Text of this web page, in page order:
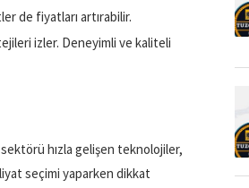
de fiyatları artırabilir.
izler. Deneyimli ve kaliteli
hızla gelişen teknolojiler,
seçimi yaparken dikkat